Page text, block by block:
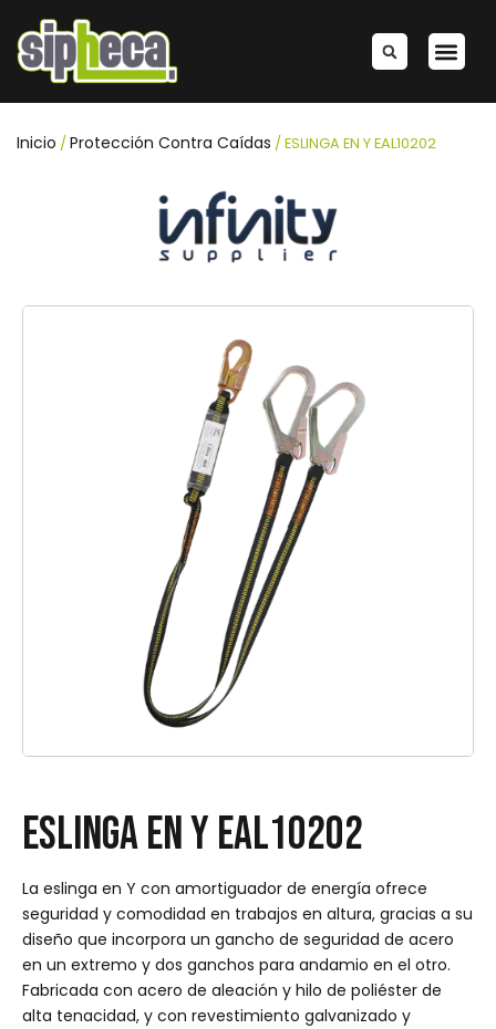
contenido
Inicio /Protección Contra Caídas / ESLINGA EN Y EAL10202
ESLINGA EN Y EAL10202
La eslinga en Y con amortiguador de energía ofrece
seguridad y comodidad en trabajos en altura, gracias a su
diseño que incorpora un gancho de seguridad de acero
en un extremo y dos ganchos para andamio en el otro.
Fabricada con acero de aleación y hilo de poliéster de
alta tenacidad, y con revestimiento galvanizado y